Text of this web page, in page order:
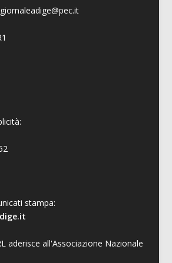
stampa:
aderisce all'Associazione Nazionale